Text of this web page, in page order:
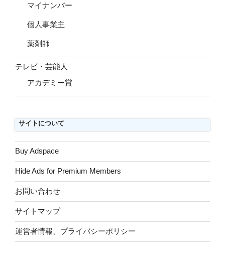
マイナンバー
個人事業主
薬剤師
テレビ・芸能人
アカデミー賞
サイトについて
Buy Adspace
Hide Ads for Premium Members
お問い合わせ
サイトマップ
運営者情報、プライバシーポリシー